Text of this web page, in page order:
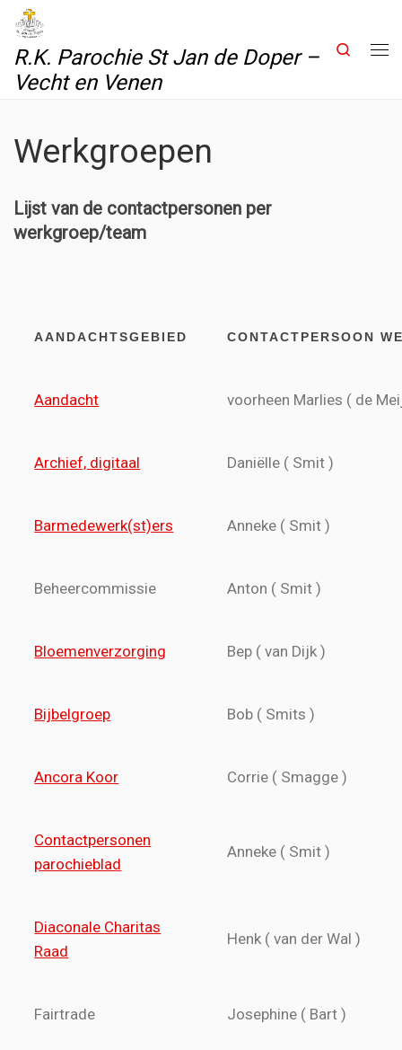
Skip to content
R.K. Parochie St Jan de Doper –
Vecht en Venen
Search
Werkgroepen
Lijst van de contactpersonen per
werkgroep/team
AANDACHTSGEBIED CONTACTPERSOON
Aandacht voorheen Marlies ( de
Archief, digitaal Daniëlle ( Smit )
Barmedewerk(st)ers Anneke ( Smit )
Beheercommissie Anton ( Smit )
Bloemenverzorging Bep ( van Dijk )
Bijbelgroep Bob ( Smits )
Ancora Koor Corrie ( Smagge )
Contactpersonen
parochieblad
Anneke ( Smit )
Diaconale Charitas
Raad
Henk ( van der Wal )
Fairtrade Josephine ( Bart )